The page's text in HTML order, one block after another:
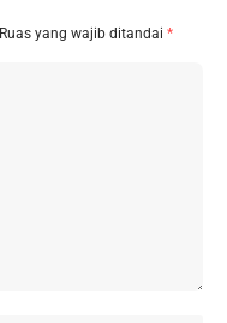
Ruas yang wajib ditandai *